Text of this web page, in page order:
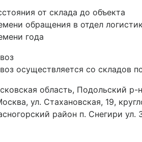
от склада до объекта
обращения в отдел
года
осуществляется со складов
область, Подольский
ул. Стахановская, 19,
район п. Снегири ул.